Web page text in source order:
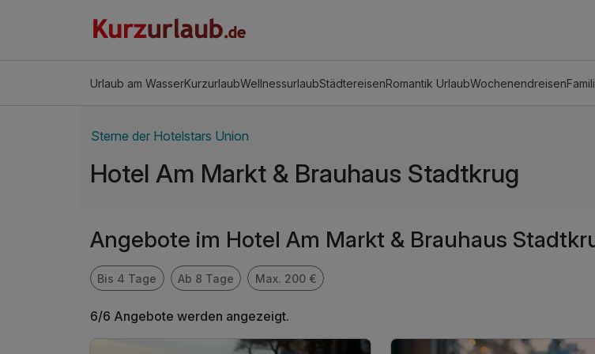
Urlaub am WasserKurzurlaubWellnessurlaubStädtereisenRomantik UrlaubWochenendreisen
Sterne der Hotelstars Union
Hotel Am Markt & Brauhaus Stadtkrug
Angebote im Hotel Am Markt & Brauhaus
Bis 4 Tage Ab 8 Tage Max. 200 €
6/6 Angebote werden angezeigt.